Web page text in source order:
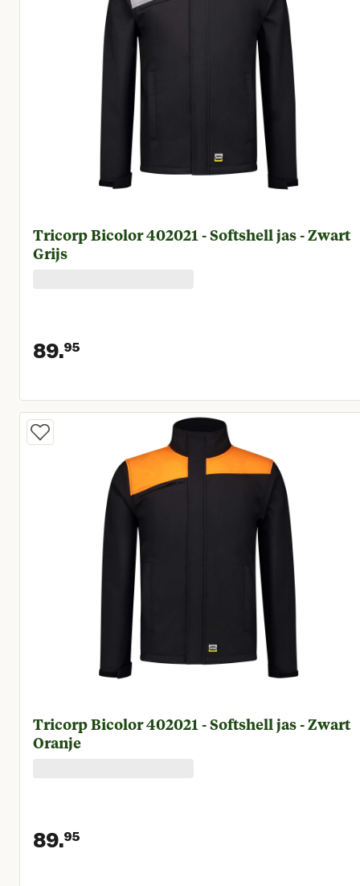
Tricorp Bicolor 402021 - Softshell jas - Zwart
Grijs
89.95
Huidige prijs € 89,95
Tricorp Bicolor 402021 - Softshell jas - Zwart
Oranje
89.95